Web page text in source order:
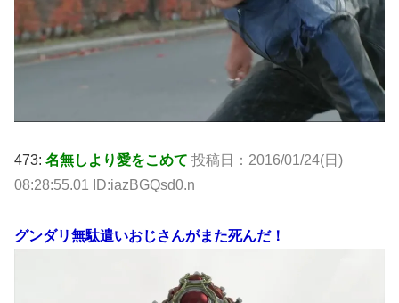
473: 名無しより愛をこめて 投稿日：2016/01/24(日)
08:28:55.01 ID:iazBGQsd0.n
グンダリ無駄遣いおじさんがまた死んだ！